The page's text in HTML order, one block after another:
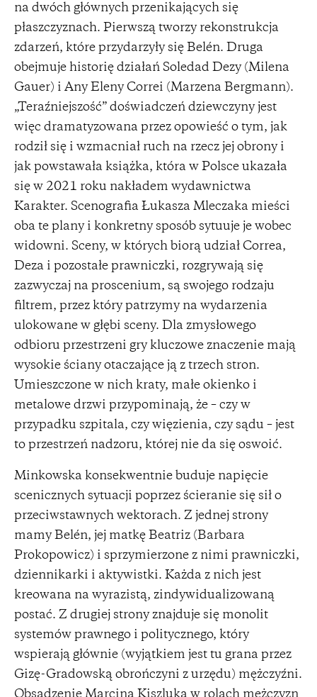
na dwóch głównych przenikających się
płaszczyznach. Pierwszą tworzy rekonstrukcja
zdarzeń, które przydarzyły się Belén. Druga
obejmuje historię działań Soledad Dezy (Milena
Gauer) i Any Eleny Correi (Marzena Bergmann).
„Teraźniejszość” doświadczeń dziewczyny jest
więc dramatyzowana przez opowieść o tym, jak
rodził się i wzmacniał ruch na rzecz jej obrony i
jak powstawała książka, która w Polsce ukazała
się w 2021 roku nakładem wydawnictwa
Karakter. Scenografia Łukasza Mleczaka mieści
oba te plany i konkretny sposób sytuuje je wobec
widowni. Sceny, w których biorą udział Correa,
Deza i pozostałe prawniczki, rozgrywają się
zazwyczaj na proscenium, są swojego rodzaju
filtrem, przez który patrzymy na wydarzenia
ulokowane w głębi sceny. Dla zmysłowego
odbioru przestrzeni gry kluczowe znaczenie mają
wysokie ściany otaczające ją z trzech stron.
Umieszczone w nich kraty, małe okienko i
metalowe drzwi przypominają, że – czy w
przypadku szpitala, czy więzienia, czy sądu – jest
to przestrzeń nadzoru, której nie da się oswoić.
Minkowska konsekwentnie buduje napięcie
scenicznych sytuacji poprzez ścieranie się sił o
przeciwstawnych wektorach. Z jednej strony
mamy Belén, jej matkę Beatriz (Barbara
Prokopowicz) i sprzymierzone z nimi prawniczki,
dziennikarki i aktywistki. Każda z nich jest
kreowana na wyrazistą, zindywidualizowaną
postać. Z drugiej strony znajduje się monolit
systemów prawnego i politycznego, który
wspierają głównie (wyjątkiem jest tu grana przez
Gizę-Gradowską obrończyni z urzędu) mężczyźni.
Obsadzenie Marcina Kiszluka w rolach mężczyzn